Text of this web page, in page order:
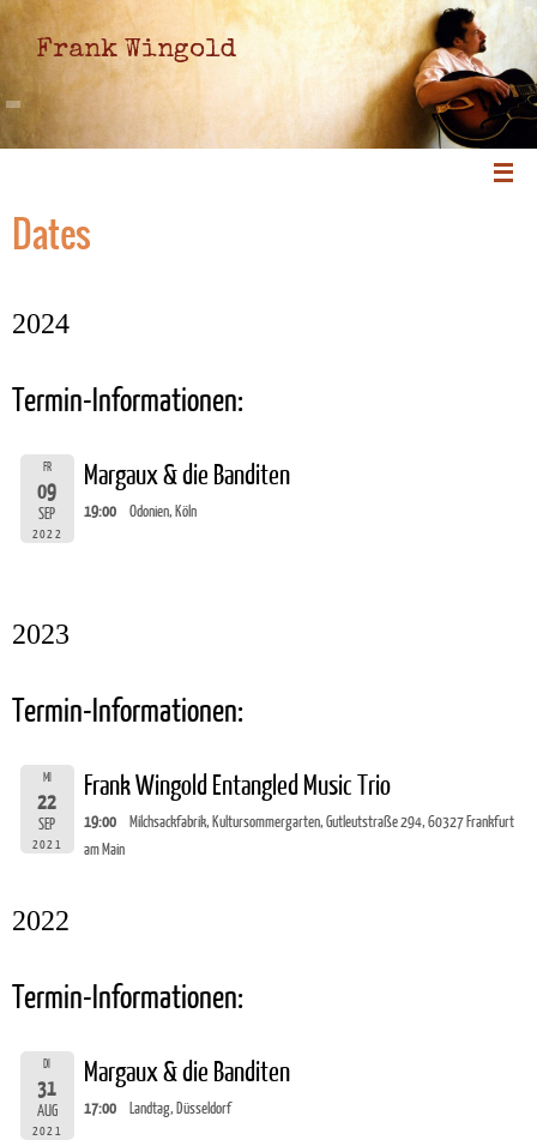
Frank Wingold
Dates
2024
Termin-Informationen:
FR
09
SEP
2022
Margaux & die Banditen
19:00 Odonien, Köln
2023
Termin-Informationen:
MI
22
SEP
2021
Frank Wingold Entangled Music Trio
19:00
Milchsackfabrik, Kultursommergarten, Gutleutstraße 294, 60327 Frankfurt
am Main
2022
Termin-Informationen:
DI
31
AUG
2021
Margaux & die Banditen
17:00 Landtag, Düsseldorf